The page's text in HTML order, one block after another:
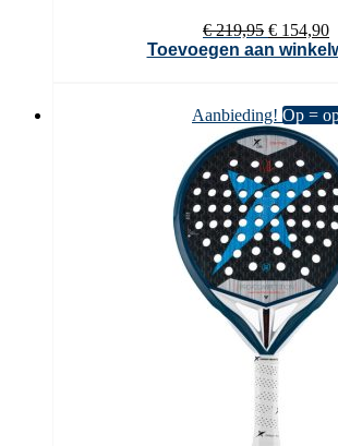
€219,95
prijs
€ 154,90
Toevoegen aan
Aanbieding! Op =